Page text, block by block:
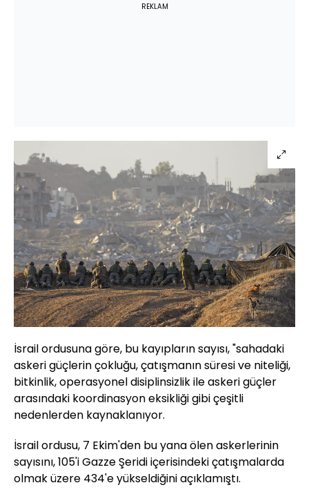
REKLAM
İsrail ordusuna göre, bu kayıpların sayısı, "sahadaki
askeri güçlerin çokluğu, çatışmanın süresi ve niteliği,
bitkinlik, operasyonel disiplinsizlik ile askeri güçler
arasındaki koordinasyon eksikliği gibi çeşitli
nedenlerden kaynaklanıyor.
İsrail ordusu, 7 Ekim'den bu yana ölen askerlerinin
sayısını, 105'i Gazze Şeridi içerisindeki çatışmalarda
olmak üzere 434'e yükseldiğini açıklamıştı.